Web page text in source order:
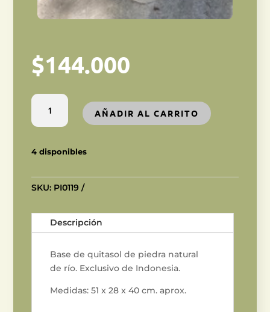
$144.000
BASE
QUITASOL
cantidad
AÑADIR AL CARRITO
4 disponibles
SKU: PI0119
Descripción
Base de quitasol de piedra natural
de río. Exclusivo de Indonesia.
Medidas: 51 x 28 x 40 cm. aprox.